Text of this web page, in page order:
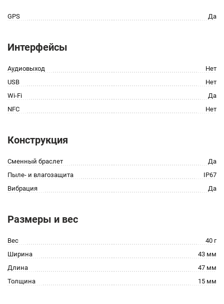
GPS Да
Интерфейсы
Аудиовыход
Нет
USB
Нет
Wi-Fi
Да
NFC
Нет
Конструкция
Сменный браслет
Да
Пыле- и влагозащита
IP67
Вибрация
Да
Размеры и вес
Вес
40 г
Ширина
43 мм
Длина
47 мм
Толщина
15 мм